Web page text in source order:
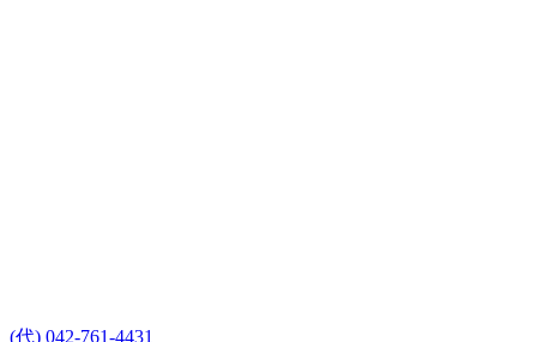
(代) 042-761-4431